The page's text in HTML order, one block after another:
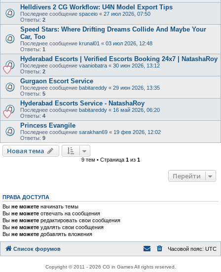
Helldivers 2 CG Workflow: U4N Model Export Tips
Последнее сообщение spaceio « 27 июл 2026, 07:50
Ответы: 2
Speed Stars: Where Drifting Dreams Collide And Maybe Your
Car, Too
Последнее сообщение krunal01 « 03 июл 2026, 12:48
Ответы: 1
Hyderabad Escorts | Verified Escorts Booking 24x7 | NatashaRoy
Последнее сообщение vaaniobatra « 30 июн 2026, 13:12
Ответы: 2
Gurgaon Escort Service
Последнее сообщение babitareddy « 29 июн 2026, 13:35
Ответы: 5
Hyderabad Escorts Service - NatashaRoy
Последнее сообщение babitareddy « 16 май 2026, 06:20
Ответы: 4
Princess Evangile
Последнее сообщение sarakhan69 « 19 фев 2026, 12:02
Ответы: 9
Новая тема
9 тем • Страница 1из 1
Перейти
ПРАВА ДОСТУПА
Вы не можете начинать темы
Вы не можете отвечать на сообщения
Вы не можете редактировать свои сообщения
Вы не можете удалять свои сообщения
Вы не можете добавлять вложения
Список форумов Часовой пояс: UTC
Copyright © 2011 - 2026 CG in Games All rights reserved.